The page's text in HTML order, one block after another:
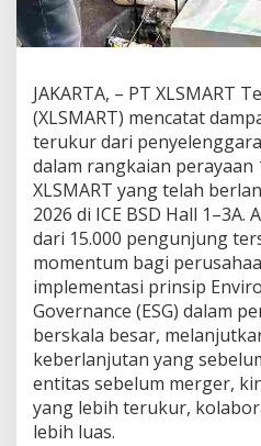
l
a
E
v
e
e
r
k
l
j
JAKARTA, – PT XLSMART
(XLSMART) mencatat
terukur dari
dalam rangkaian perayaan
XLSMART yang telah
2026 di ICE BSD Hall
dari 15.000 pengunjung
momentum bagi
implementasi prinsip
Governance (ESG) dalam
berskala besar,
keberlanjutan yang
entitas sebelum merger,
yang lebih terukur,
lebih luas.